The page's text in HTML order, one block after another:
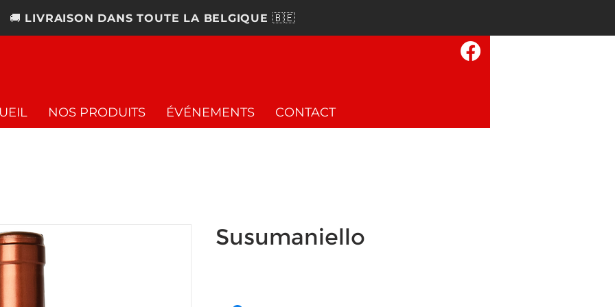
🚚 LIVRAISON DANS TOUTE LA BELGIQUE 🇧🇪
NOS PRODUITS ÉVÉNEMENTS CONTACT
Susumaniello